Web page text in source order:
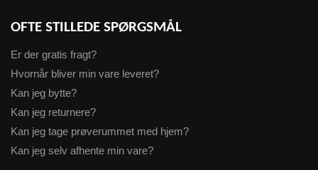
OFTE STILLEDE SPØRGSMÅL
Er der gratis fragt?
Hvornår bliver min vare leveret?
Kan jeg bytte?
Kan jeg returnere?
Kan jeg tage prøverummet med hjem?
Kan jeg selv afhente min vare?